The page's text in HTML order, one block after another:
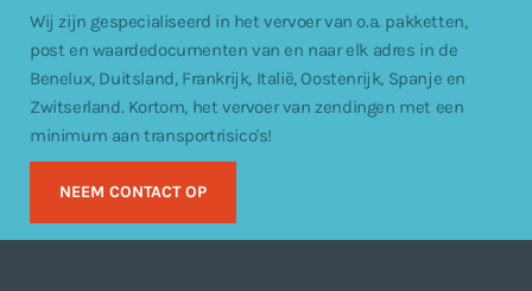
Wij zijn gespecialiseerd in het vervoer van o.a. pakketten,
post en waardedocumenten van en naar elk adres in de
Benelux, Duitsland, Frankrijk, Italië, Oostenrijk, Spanje en
Zwitserland. Kortom, het vervoer van zendingen met een
minimum aan transportrisico's!
NEEM CONTACT OP